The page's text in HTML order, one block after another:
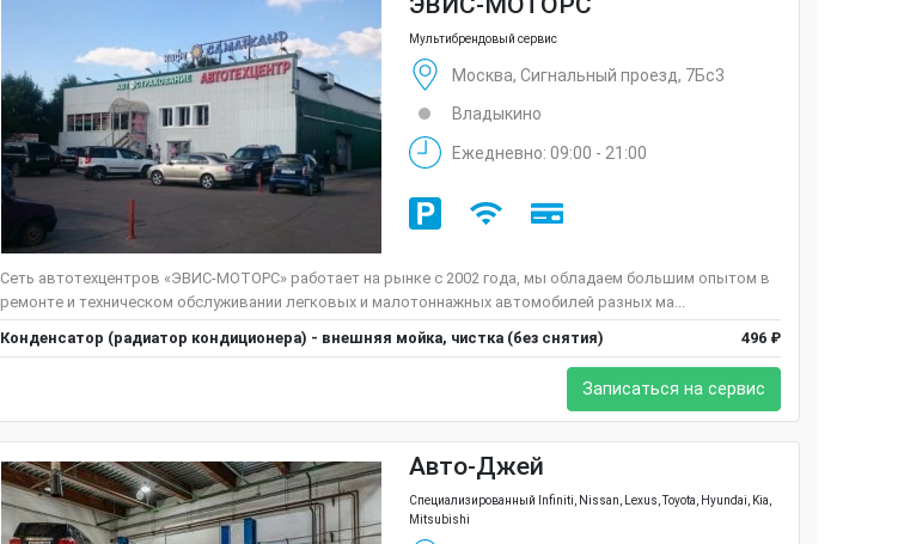
Мультибрендовый сервис
Москва, Сигнальный проезд, 7Бс3
Владыкино
Ежедневно: 09:00 - 21:00
Сеть автотехцентров «ЭВИС-МОТОРС» работает на рынке c 2002 года, мы обладаем большим опытом в
ремонте и техническом обслуживании легковых и малотоннажных автомобилей разных ма...
Конденсатор (радиатор кондиционера) - внешняя мойка, чистка (без снятия)
496 ₽
Записаться на сервис
Авто-Джей
Специализированный Infiniti, Nissan, Lexus, Toyota, Hyundai, Kia,
Mitsubishi